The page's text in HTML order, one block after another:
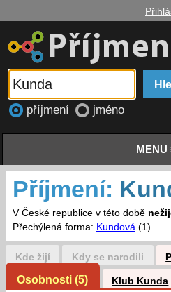
příjmení jméno
MENU
Příjmení:
V České republice v této době
Přechýlená forma: Kundová(1)
Kde žijí Kdy se narodili
Osobnosti (5) Klub Kunda